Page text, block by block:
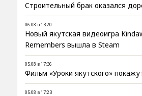
Строительный брак оказался
06.08 в 13:20
Новый якутская видеоигра
Remembers вышла в Steam
05.08 в 17:36
Фильм «Уроки якутского»
05.08 в 17:23